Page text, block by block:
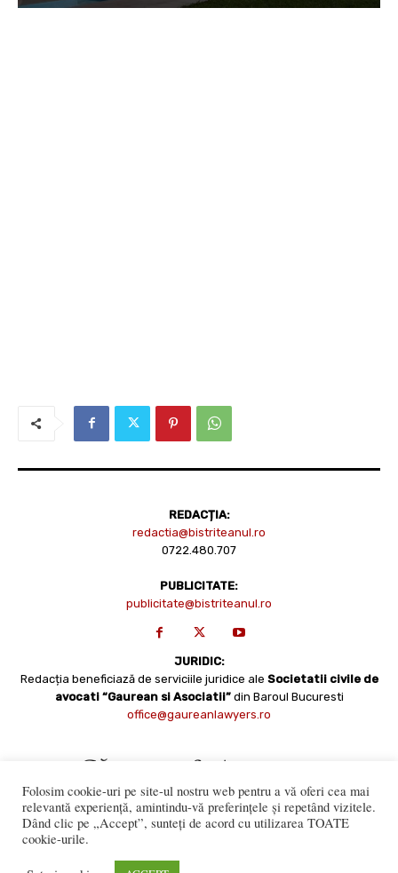
REDACȚIA:
redactia@bistriteanul.ro
0722.480.707
PUBLICITATE:
publicitate@bistriteanul.ro
JURIDIC:
Redacția beneficiază de serviciile juridice ale Societatii civile de
avocati “Gaurean si Asociatii” din Baroul Bucuresti
office@gaureanlawyers.ro
numai cu acordul expres al Bistriteanul.Ro. © Copyright 2008 -
Folosim cookie-uri pe site-ul nostru web pentru a vă oferi cea mai
relevantă experiență, amintindu-vă preferințele și repetând vizitele.
Dând clic pe „Accept”, sunteți de acord cu utilizarea TOATE
cookie-urile.